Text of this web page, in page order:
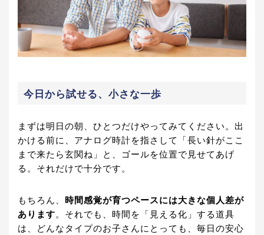
今日から試せる、小さな一歩
まずは明日の朝、ひとつだけやってみてください。出
かける前に、アナログ時計を指さして「長い針がここ
まで来たら玄関ね」と、ゴールを位置で見せてあげ
る。それだけで十分です。
もちろん、 時間感覚が育つペースには大きな個人差が
あります。それでも、時間を「見える化」する道具
は、どんなタイプのお子さんにとっても、毎日の安心